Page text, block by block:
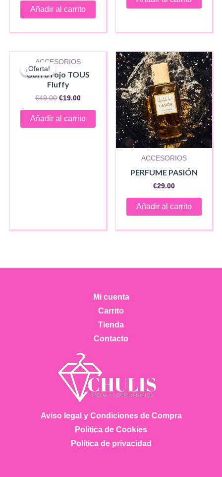
Añadir al carrito
¡Oferta!
¡Oferta!
ACCESORIOS
Gorro rojo TOUS
Fluffy
€49.00 El
original
€19.00El
actual
Añadir al carrito
ACCESORIOS
PERFUME PASIÓN
€29.00
Añadir al carrito
Mi cuenta
Carrito
Tienda
Contacto
Aviso legal y Condiciones de Compra
Política de Cookies
Política de privacidad